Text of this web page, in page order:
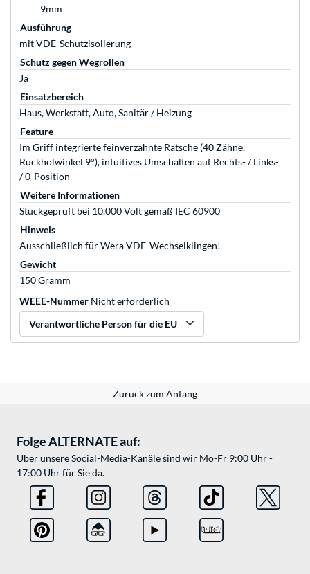
9mm
Ausführung
mit VDE-Schutzisolierung
Schutz gegen Wegrollen
Ja
Einsatzbereich
Haus, Werkstatt, Auto, Sanitär / Heizung
Feature
Im Griff integrierte feinverzahnte Ratsche (40 Zähne,
Rückholwinkel 9°), intuitives Umschalten auf Rechts- / Links-
/ 0-Position
Weitere Informationen
Stückgeprüft bei 10.000 Volt gemäß IEC 60900
Hinweis
Ausschließlich für Wera VDE-Wechselklingen!
Gewicht
150 Gramm
WEEE-Nummer Nicht erforderlich
Verantwortliche Person für die EU
Zurück zum Anfang
Folge ALTERNATE auf:
Über unsere Social-Media-Kanäle sind wir Mo-Fr 9:00 Uhr -
17:00 Uhr für Sie da.